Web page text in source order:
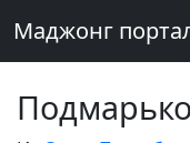
Маджонг